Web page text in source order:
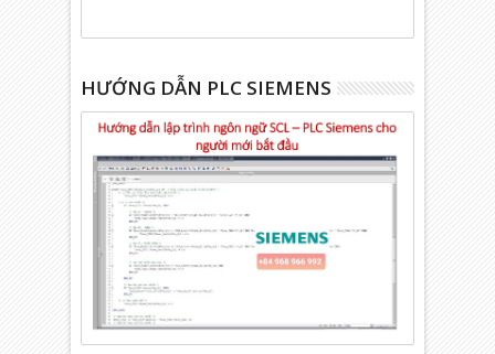
HƯỚNG DẪN PLC SIEMENS